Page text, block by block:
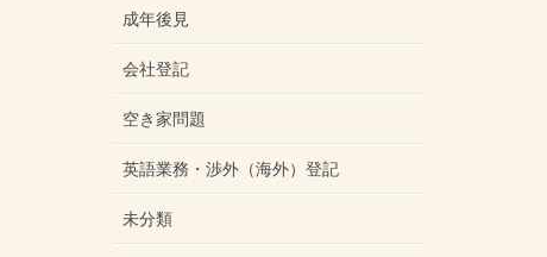
成年後見
会社登記
空き家問題
英語業務・渉外（海外）登記
未分類